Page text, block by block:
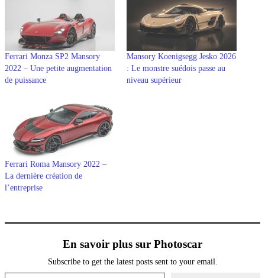
Ferrari Monza SP2 Mansory
2022 – Une petite augmentation
de puissance
Mansory Koenigsegg Jesko 2026
: Le monstre suédois passe au
niveau supérieur
Ferrari Roma Mansory 2022 –
La dernière création de
l’entreprise
En savoir plus sur Photoscar
Subscribe to get the latest posts sent to your email.
Saisissez votre adresse e-mail…